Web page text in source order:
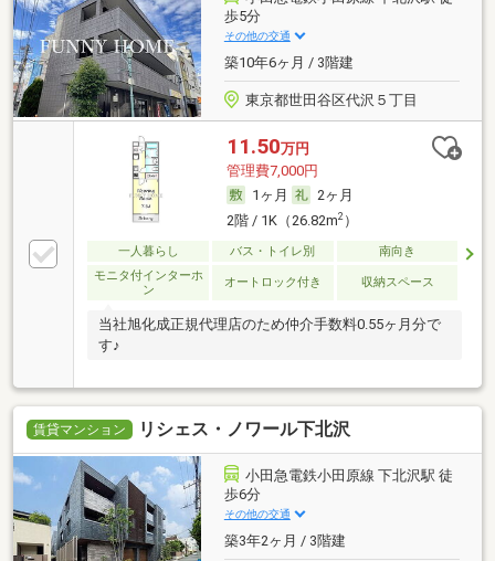
歩5分
その他の交通
築10年6ヶ月 / 3階建
東京都世田谷区代沢５丁目
11.50万円
管理費7,000円
1ヶ月
2ヶ月
2階 / 1K（26.82m2）
一人暮らし バス・トイレ別
南向き
モニタ付インターホ
ン
オートロック付き 収納スペース
当社旭化成正規代理店のため仲介手数料0.55ヶ月分で
す♪
賃貸マンション リシェス・ノワール下北沢
小田急電鉄小田原線 下北沢駅 徒
歩6分
その他の交通
築3年2ヶ月 / 3階建